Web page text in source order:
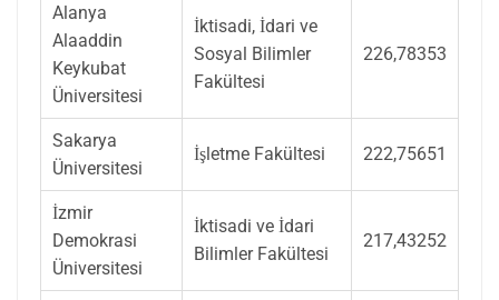
Alanya
Alaaddin
Keykubat
Üniversitesi
İktisadi, İdari ve
Sosyal Bilimler
Fakültesi
226,78353
Sakarya
Üniversitesi
İşletme Fakültesi 222,75651
İzmir
Demokrasi
Üniversitesi
İktisadi ve İdari
Bilimler Fakültesi
217,43252